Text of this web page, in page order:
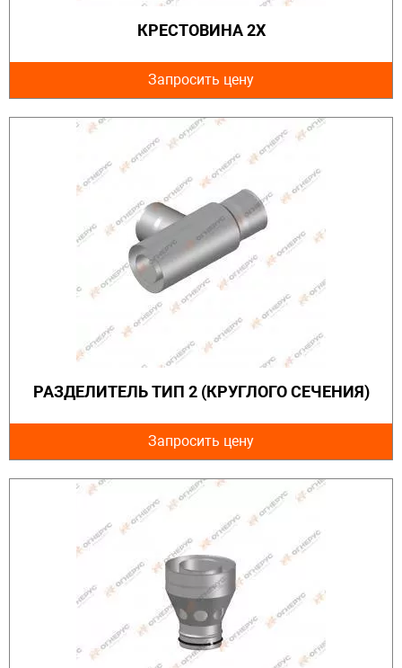
КРЕСТОВИНА 2Х
Запросить цену
РАЗДЕЛИТЕЛЬ ТИП 2 (КРУГЛОГО СЕЧЕНИЯ)
Запросить цену